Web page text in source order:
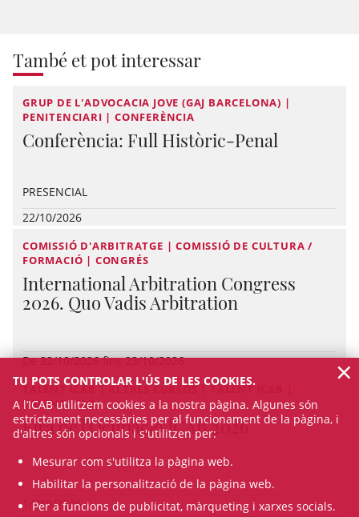
També et pot interessar
GRUP DE L'ADVOCACIA JOVE (GAJ BARCELONA) |
PENITENCIARI | CONFERÈNCIA
Conferència: Full Històric-Penal
PRESENCIAL
22/10/2026
COMISSIÓ D'ARBITRATGE | COMISSIÓ DE CULTURA /
FORMACIÓ | CONGRÉS
International Arbitration Congress
2026. Quo Vadis Arbitration
De 22/10/2026 fins 23/10/2026
TALENT ICAB | ALTRES CURSOS | TALENT ICAB |
TALENT ICAB
Fira de l'Ocupació ICAB 2026
14/10/2026
TU POTS CONTROLAR L'ÚS DE LES COOKIES.
A l’ICAB utilitzem cookies a la nostra pàgina. Algunes són
estrictament necessàries per al funcionament de la pàgina, i
d'altres són opcionals i s'utilitzen per:
Mesurar com s'utilitza la pàgina web.
Habilitar la personalització de la pàgina web.
Per a funcions de publicitat, màrqueting i xarxes socials.
×